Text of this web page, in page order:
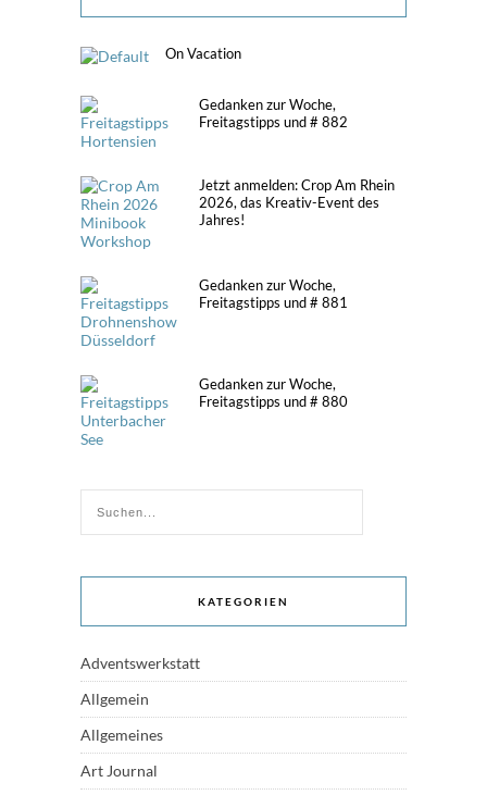
On Vacation
Gedanken zur Woche,
Freitagstipps und # 882
Jetzt anmelden: Crop Am Rhein
2026, das Kreativ-Event des
Jahres!
Gedanken zur Woche,
Freitagstipps und # 881
Gedanken zur Woche,
Freitagstipps und # 880
KATEGORIEN
Adventswerkstatt
Allgemein
Allgemeines
Art Journal